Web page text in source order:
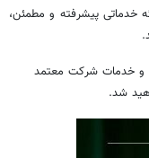
خدماتی پیشرفته و مطمئن،
و خدمات شرکت معتمد
شد.